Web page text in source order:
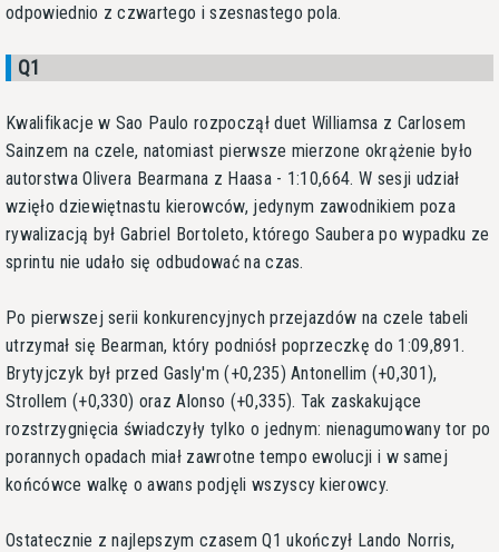
odpowiednio z czwartego i szesnastego pola.
Q1
Kwalifikacje w Sao Paulo rozpoczął duet Williamsa z Carlosem
Sainzem na czele, natomiast pierwsze mierzone okrążenie było
autorstwa Olivera Bearmana z Haasa - 1:10,664. W sesji udział
wzięło dziewiętnastu kierowców, jedynym zawodnikiem poza
rywalizacją był Gabriel Bortoleto, którego Saubera po wypadku ze
sprintu nie udało się odbudować na czas.
Po pierwszej serii konkurencyjnych przejazdów na czele tabeli
utrzymał się Bearman, który podniósł poprzeczkę do 1:09,891.
Brytyjczyk był przed Gasly'm (+0,235) Antonellim (+0,301),
Strollem (+0,330) oraz Alonso (+0,335). Tak zaskakujące
rozstrzygnięcia świadczyły tylko o jednym: nienagumowany tor po
porannych opadach miał zawrotne tempo ewolucji i w samej
końcówce walkę o awans podjęli wszyscy kierowcy.
Ostatecznie z najlepszym czasem Q1 ukończył Lando Norris,